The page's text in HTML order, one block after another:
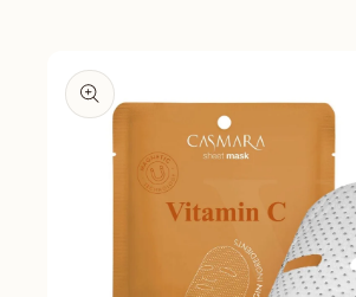
información
del producto